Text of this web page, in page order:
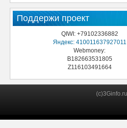
Поддержи проект
QIWI: +79102336882
Яндекс: 410011637927011
Webmoney:
B182663531805
Z116103491664